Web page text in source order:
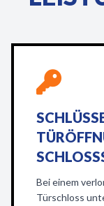
Bei einem
Türschloss